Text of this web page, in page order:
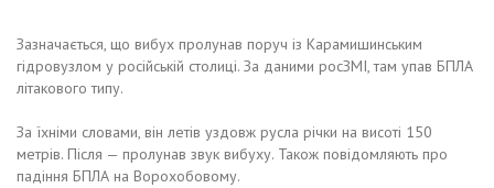
Зазначається, що вибух пролунав поруч із Карамишинським
гідровузлом у російській столиці. За даними росЗМІ, там упав БПЛА
літакового типу.
За їхніми словами, він летів уздовж русла річки на висоті 150
метрів. Після — пролунав звук вибуху. Також повідомляють про
падіння БПЛА на Ворохобовому.